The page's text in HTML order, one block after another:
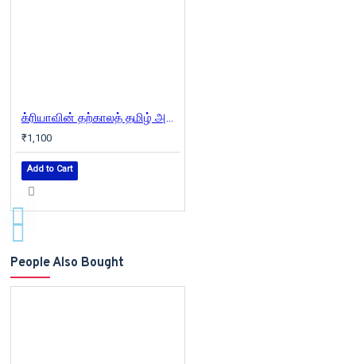
க்ரியாவின் தற்காலத் தமிழ் அகராதி
₹1,100
Add to Cart
People Also Bought